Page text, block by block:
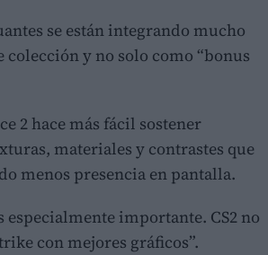
se están integrando mucho
colección y no solo como “bonus
2 hace más fácil sostener
materiales y contrastes que
menos presencia en pantalla.
especialmente importante. CS2 no
con mejores gráficos”.